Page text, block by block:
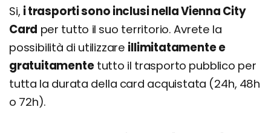
Si, i trasporti sono inclusi nella Vienna City
Card per tutto il suo territorio. Avrete la
possibilità di utilizzare illimitatamente e
gratuitamentetutto il trasporto pubblico per
tutta la durata della card acquistata (24h, 48h
o 72h).